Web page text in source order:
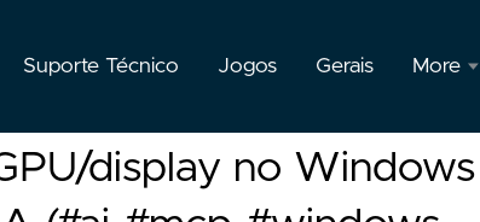
Suporte Técnico Jogos Gerais More
F.A.Q
display no Windows